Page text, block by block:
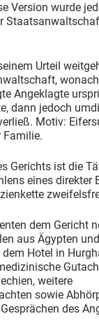
Version wurde
Urteil
Angeklagte
dann jedoch
Motiv:
Familie.
Gerichts ist die
eines direkter
dem Gericht
aus Ägypten und
Hotel in
weitere
sowie
des